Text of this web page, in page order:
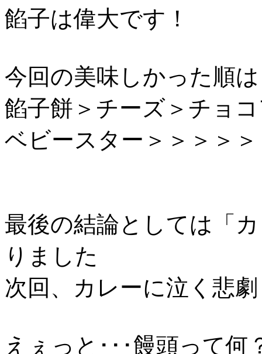
餡子は偉大です！
今回の美味しかった順は
餡子餅＞チーズ＞チョ
ベビースター＞＞＞＞
最後の結論としては「
りました
次回、カレーに泣く悲
えぇっと･･･饅頭って何